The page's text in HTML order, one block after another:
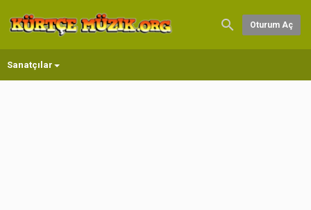
Oturum Aç
Sanatçılar